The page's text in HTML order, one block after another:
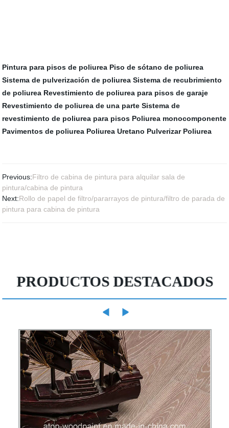
Pintura para pisos de poliurea Piso de sótano de poliurea
Sistema de pulverización de poliurea Sistema de recubrimiento
de poliurea Revestimiento de poliurea para pisos de garaje
Revestimiento de poliurea de una parte Sistema de
revestimiento de poliurea para pisos Poliurea monocomponente
Pavimentos de poliurea Poliurea Uretano Pulverizar Poliurea
Previous:Filtro de cabina de pintura para alquilar sala de
pintura/cabina de pintura
Next:Rollo de papel de filtro/pararrayos de pintura/filtro de parada de
pintura para cabina de pintura
PRODUCTOS DESTACADOS